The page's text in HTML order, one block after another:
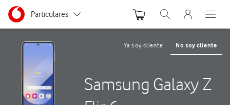
Ir a la pagina principal de vodafone.es
Menu navegación Segmento
Particulares
Autónomos
Grandes empresas
y AA.PP.
Abrir buscador. Abre
Abre
Ya soy cliente No soy cliente
Samsung Galaxy Z